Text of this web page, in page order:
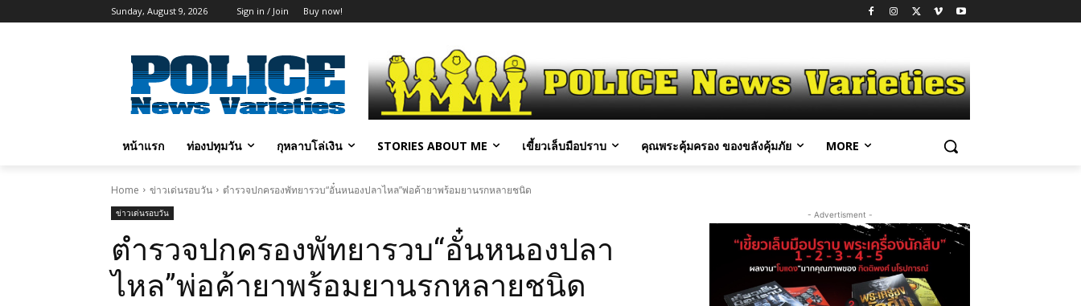
Sunday, August 9, 2026 Sign in / Join Buy now!
หน้าแรก ท่องปทุมวัน กุหลาบโล่เงิน STORIES ABOUT ME เขี้ยวเล็บมือปราบ คุณพระคุ้มครอง ของขลังคุ้มภัย MORE
Home ข่าวเด่นรอบวัน ตำรวจปกครองพัทยารวบ“อั๋นหนองปลาไหล”พ่อค้ายาพร้อมยานรกหลายชนิด
ข่าวเด่นรอบวัน
ตำรวจปกครองพัทยารวบ“อั๋นหนองปลา
ไหล”พ่อค้ายาพร้อมยานรกหลายชนิด
- Advertisment -